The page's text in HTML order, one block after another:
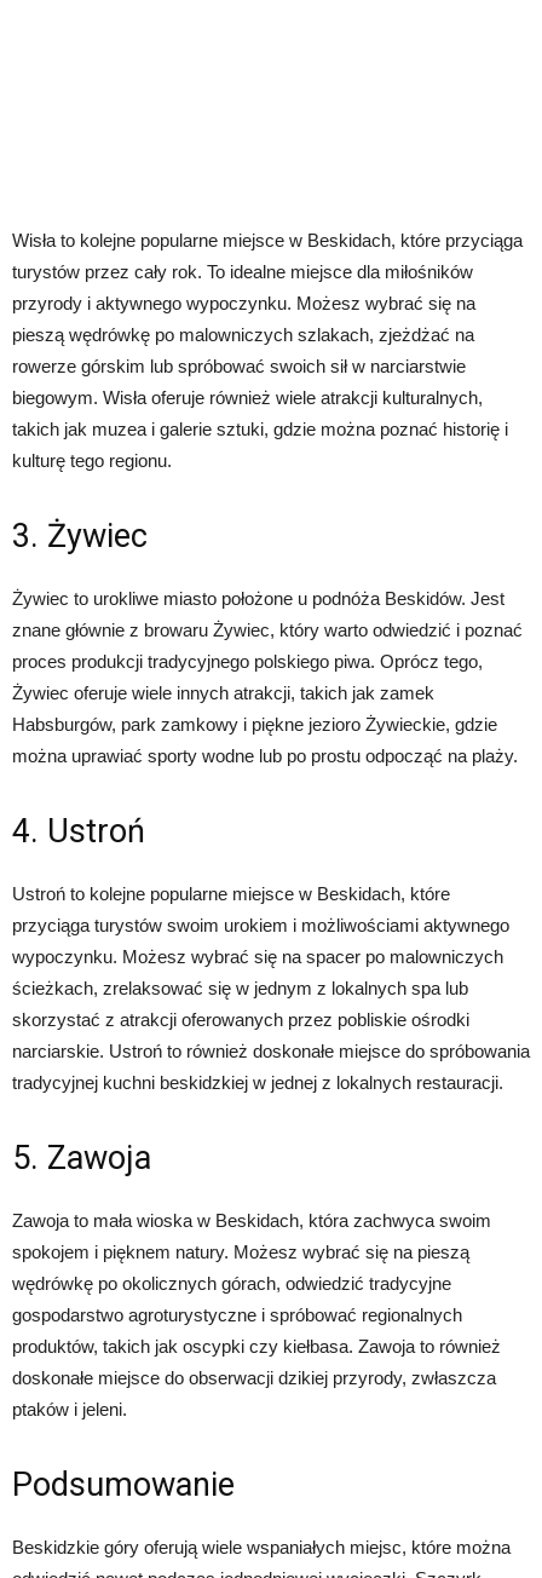
Wisła to kolejne popularne miejsce w Beskidach, które przyciąga
turystów przez cały rok. To idealne miejsce dla miłośników
przyrody i aktywnego wypoczynku. Możesz wybrać się na
pieszą wędrówkę po malowniczych szlakach, zjeżdżać na
rowerze górskim lub spróbować swoich sił w narciarstwie
biegowym. Wisła oferuje również wiele atrakcji kulturalnych,
takich jak muzea i galerie sztuki, gdzie można poznać historię i
kulturę tego regionu.
3. Żywiec
Żywiec to urokliwe miasto położone u podnóża Beskidów. Jest
znane głównie z browaru Żywiec, który warto odwiedzić i poznać
proces produkcji tradycyjnego polskiego piwa. Oprócz tego,
Żywiec oferuje wiele innych atrakcji, takich jak zamek
Habsburgów, park zamkowy i piękne jezioro Żywieckie, gdzie
można uprawiać sporty wodne lub po prostu odpocząć na plaży.
4. Ustroń
Ustroń to kolejne popularne miejsce w Beskidach, które
przyciąga turystów swoim urokiem i możliwościami aktywnego
wypoczynku. Możesz wybrać się na spacer po malowniczych
ścieżkach, zrelaksować się w jednym z lokalnych spa lub
skorzystać z atrakcji oferowanych przez pobliskie ośrodki
narciarskie. Ustroń to również doskonałe miejsce do spróbowania
tradycyjnej kuchni beskidzkiej w jednej z lokalnych restauracji.
5. Zawoja
Zawoja to mała wioska w Beskidach, która zachwyca swoim
spokojem i pięknem natury. Możesz wybrać się na pieszą
wędrówkę po okolicznych górach, odwiedzić tradycyjne
gospodarstwo agroturystyczne i spróbować regionalnych
produktów, takich jak oscypki czy kiełbasa. Zawoja to również
doskonałe miejsce do obserwacji dzikiej przyrody, zwłaszcza
ptaków i jeleni.
Podsumowanie
Beskidzkie góry oferują wiele wspaniałych miejsc, które można